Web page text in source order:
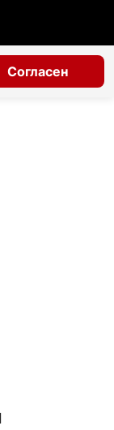
Согласен